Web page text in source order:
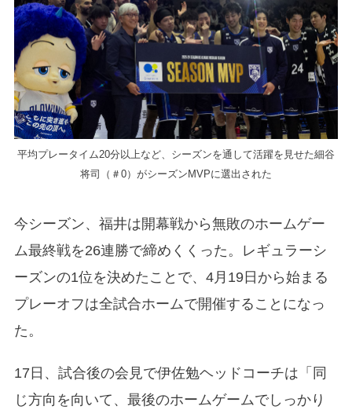
平均プレータイム20分以上など、シーズンを通して活躍を見せた細谷
将司（＃0）がシーズンMVPに選出された
今シーズン、福井は開幕戦から無敗のホームゲー
ム最終戦を26連勝で締めくくった。レギュラーシ
ーズンの1位を決めたことで、4月19日から始まる
プレーオフは全試合ホームで開催することになっ
た。
17日、試合後の会見で伊佐勉ヘッドコーチは「同
じ方向を向いて、最後のホームゲームでしっかり